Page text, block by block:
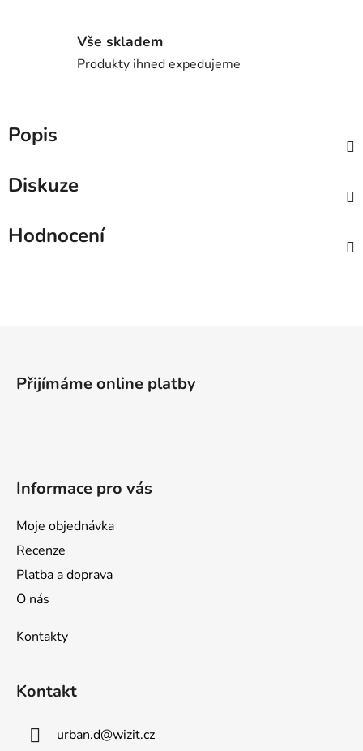
Vše skladem
Produkty ihned expedujeme
Popis
Diskuze
Hodnocení
Přijímáme online platby
Informace pro vás
Moje objednávka
Recenze
Platba a doprava
O nás
Kontakty
Kontakt
urban.d@wizit.cz